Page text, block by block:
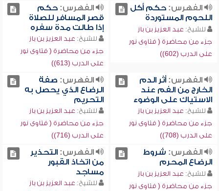
الفهرس:حكم أكل
اللحوم المستوردة
للشيخ: عبد العزيز بن باز
جزء من محاضرة ( فتاوى نور
على الدرب (602))
الفهرس:حكم
قصر المسافر للصلاة
إذا طالت مدة سفره
للشيخ: عبد العزيز بن باز
جزء من محاضرة ( فتاوى نور
على الدرب (613))
الفهرس:أثر الدم
الخارج من الفم عند
الاستياك على الوضوء
للشيخ: عبد العزيز بن باز
جزء من محاضرة ( فتاوى نور
على الدرب (708))
الفهرس: صفة
الرضاع الذي يحصل به
التحريم
للشيخ: عبد العزيز بن باز
جزء من محاضرة ( فتاوى نور
على الدرب (716))
الفهرس: شروط
الرضاع المحرم
للشيخ: عبد العزيز بن باز
جزء من محاضرة ( فتاوى نور
الفهرس:التحذير
من اتخاذ القبور
مساجد
للشيخ: عبد العزيز بن باز